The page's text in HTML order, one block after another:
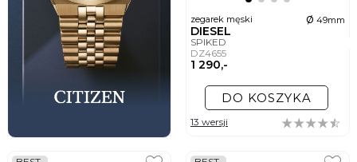
zegarek męski ø 49mm
DIESEL
SPIKED
DZ4655
1 290,-
DO KOSZYKA
13 wersji